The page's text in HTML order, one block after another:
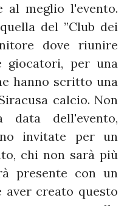
al meglio l'evento.
del ”Club dei
dove riunire
giocatori, per una
hanno scritto una
calcio. Non
data dell'evento,
invitate per un
chi non sarà più
presente con un
aver creato questo